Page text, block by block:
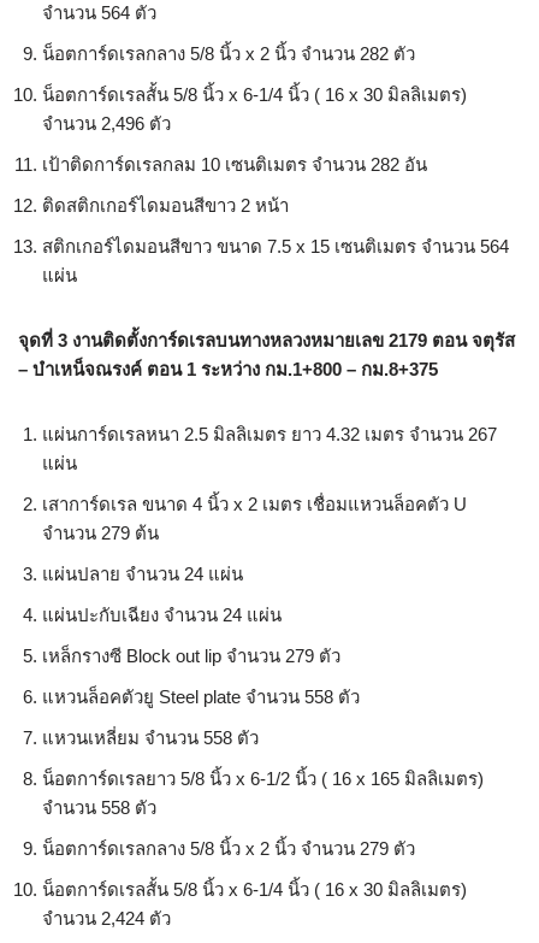
จำนวน 564 ตัว
น็อตการ์ดเรลกลาง 5/8 นิ้ว x 2 นิ้ว จำนวน 282 ตัว
น็อตการ์ดเรลสั้น 5/8 นิ้ว x 6-1/4 นิ้ว ( 16 x 30 มิลลิเมตร)
จำนวน 2,496 ตัว
เป้าติดการ์ดเรลกลม 10 เซนติเมตร จำนวน 282 อัน
ติดสติกเกอร์ไดมอนสีขาว 2 หน้า
สติกเกอร์ไดมอนสีขาว ขนาด 7.5 x 15 เซนติเมตร จำนวน 564
แผ่น
จุดที่ 3 งานติดตั้งการ์ดเรลบนทางหลวงหมายเลข 2179 ตอน จตุรัส
– บำเหน็จณรงค์ ตอน 1 ระหว่าง กม.1+800 – กม.8+375
แผ่นการ์ดเรลหนา 2.5 มิลลิเมตร ยาว 4.32 เมตร จำนวน 267
แผ่น
เสาการ์ดเรล ขนาด 4 นิ้ว x 2 เมตร เชื่อมแหวนล็อคตัว U
จำนวน 279 ต้น
แผ่นปลาย จำนวน 24 แผ่น
แผ่นปะกับเฉียง จำนวน 24 แผ่น
เหล็กรางซี Block out lip จำนวน 279 ตัว
แหวนล็อคตัวยู Steel plate จำนวน 558 ตัว
แหวนเหลี่ยม จำนวน 558 ตัว
น็อตการ์ดเรลยาว 5/8 นิ้ว x 6-1/2 นิ้ว ( 16 x 165 มิลลิเมตร)
จำนวน 558 ตัว
น็อตการ์ดเรลกลาง 5/8 นิ้ว x 2 นิ้ว จำนวน 279 ตัว
น็อตการ์ดเรลสั้น 5/8 นิ้ว x 6-1/4 นิ้ว ( 16 x 30 มิลลิเมตร)
จำนวน 2,424 ตัว